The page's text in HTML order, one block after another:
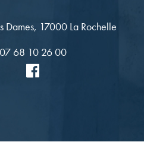
Dames, 17000 La Rochelle
07 68 10 26 00